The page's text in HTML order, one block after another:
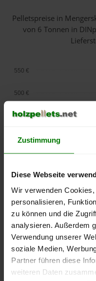
Zustimmung
Diese Webseite
Wir verwenden
personalisieren,
zu können und die
analysieren. Außerdem
Verwendung unserer
soziale Medien,
Partner führen diese
weiteren Daten
Pelletspreise in
von 6 Tonnen in
lose
September
250 €
400 €
450 €
500 €
550 €
Die aktuelle
können Sie jederzeit